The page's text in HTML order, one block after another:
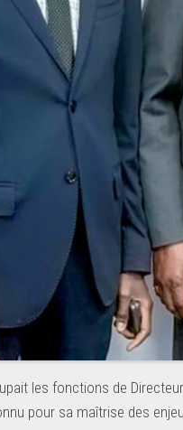
les fonctions de
pour sa maîtrise des